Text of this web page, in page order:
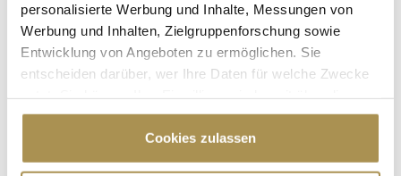
personalisierte Werbung und Inhalte, Messungen von
Werbung und Inhalten, Zielgruppenforschung sowie
Entwicklung von Angeboten zu ermöglichen. Sie
entscheiden darüber, wer Ihre Daten für welche Zwecke
Cookie-Erklärung oder durch Klicken auf das Privacy
Trigger Symbol ändern oder widerrufen
Cookies zulassen